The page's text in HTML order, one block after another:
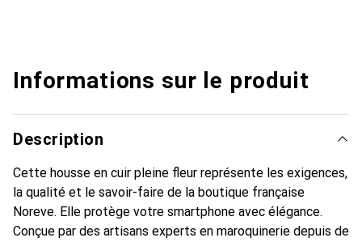
Informations sur le produit
Description
Cette housse en cuir pleine fleur représente les exigences,
la qualité et le savoir-faire de la boutique française
Noreve. Elle protège votre smartphone avec élégance.
Conçue par des artisans experts en maroquinerie depuis de